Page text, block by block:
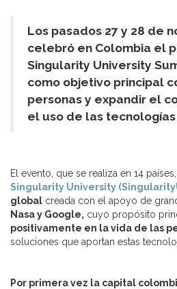
Los pasados 27 y 28 de
celebró en Colombia el
Singularity University
como objetivo principal
personas y expandir el
el uso de las
El evento, que se realiza en 14
Singularity University
global creada con el apoyo de
Nasa y Google, cuyo propósito
positivamente en la vida de las
soluciones que aportan estas
Por primera vez la capital